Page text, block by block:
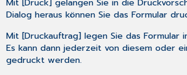
Dialog heraus können Sie das Formular
Mit [Druckauftrag] legen Sie das Formular
Es kann dann jederzeit von diesem oder
gedruckt werden.